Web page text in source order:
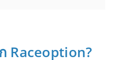
Raceoption?